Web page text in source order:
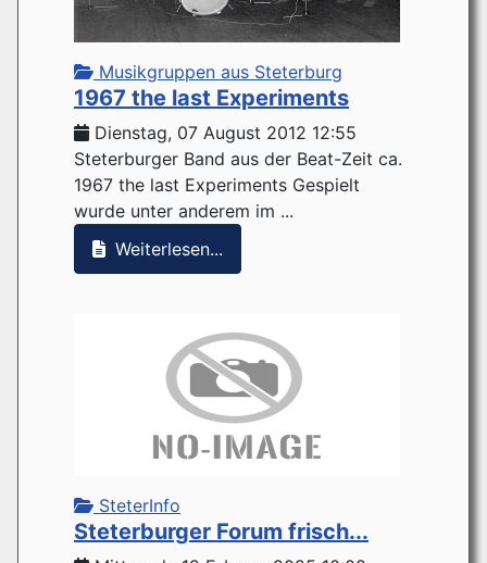
Musikgruppen aus Steterburg
1967 the last Experiments
Dienstag, 07 August 2012 12:55
Steterburger Band aus der Beat-Zeit ca.
1967 the last Experiments Gespielt
wurde unter anderem im ...
Weiterlesen...
SteterInfo
Steterburger Forum frisch...